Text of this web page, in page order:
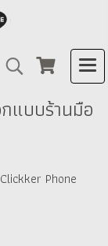
แบบร้านมือ
Phone